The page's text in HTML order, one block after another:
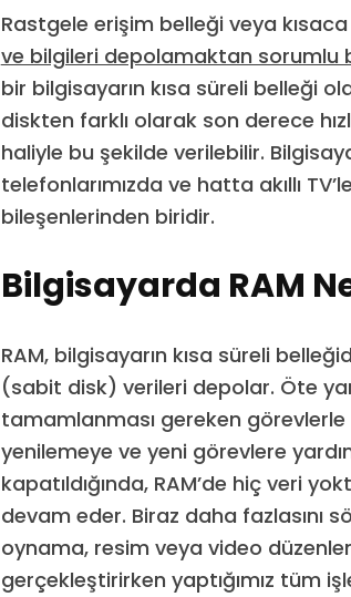
Rastgele erişim belleği veya kısaca
ve bilgileri depolamaktan sorumlu
bir bilgisayarın kısa süreli belleği
diskten farklı olarak son derece
haliyle bu şekilde verilebilir.
telefonlarımızda ve hatta akıllı
bileşenlerinden biridir.
Bilgisayarda RAM
RAM, bilgisayarın kısa süreli
(sabit disk) verileri depolar. Öte
tamamlanması gereken
yenilemeye ve yeni görevlere
kapatıldığında, RAM’de hiç veri
devam eder. Biraz daha fazlasını
oynama, resim veya video
gerçekleştirirken yaptığımız tüm